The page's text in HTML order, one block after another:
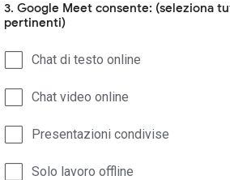
3. Google Meet consente: (seleziona
pertinenti)
Chat di testo online
Chat video online
Presentazioni condivise
Solo lavoro offline